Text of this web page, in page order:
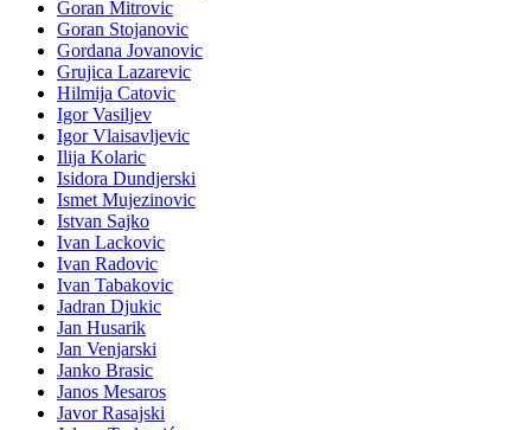
Goran Mitrovic
Goran Stojanovic
Gordana Jovanovic
Grujica Lazarevic
Hilmija Catovic
Igor Vasiljev
Igor Vlaisavljevic
Ilija Kolaric
Isidora Dundjerski
Ismet Mujezinovic
Istvan Sajko
Ivan Lackovic
Ivan Radovic
Ivan Tabakovic
Jadran Djukic
Jan Husarik
Jan Venjarski
Janko Brasic
Janos Mesaros
Javor Rasajski